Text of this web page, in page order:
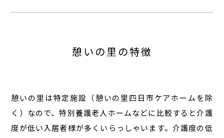
憩いの里の特徴
憩いの里は特定施設（憩いの里四日市ケアホームを除
く）なので、特別養護老人ホームなどに比較すると介護
度が低い入居者様が多くいらっしゃいます。介護度の低